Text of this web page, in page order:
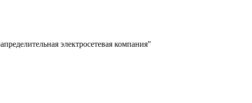
электросетевая компания"